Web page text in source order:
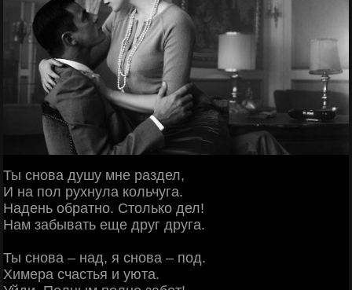
Ты снова душу мне раздел,
И на пол рухнула кольчуга.
Надень обратно. Столько дел!
Нам забывать еще друг друга.
Ты снова – над, я снова – под.
Химера счастья и уюта.